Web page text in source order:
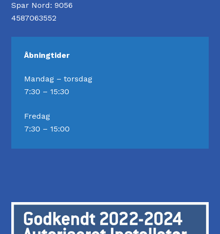
Spar Nord: 9056
4587063552
Åbningtider
Mandag – torsdag
7:30 – 15:30
Fredag
7:30 – 15:00